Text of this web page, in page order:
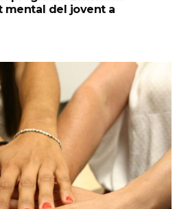
mental del jovent a